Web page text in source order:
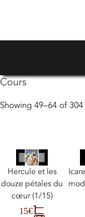
Cours
Showing 49–64 of
Hercule et les
douze pétales du
cœur (1/15)
15€